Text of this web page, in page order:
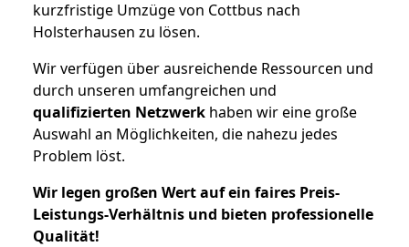
kurzfristige Umzüge von Cottbus nach
Holsterhausen zu lösen.
Wir verfügen über ausreichende Ressourcen und
durch unseren umfangreichen und
qualifizierten Netzwerk haben wir eine große
Auswahl an Möglichkeiten, die nahezu jedes
Problem löst.
Wir legen großen Wert auf ein faires Preis-
Leistungs-Verhältnis und bieten professionelle
Qualität!